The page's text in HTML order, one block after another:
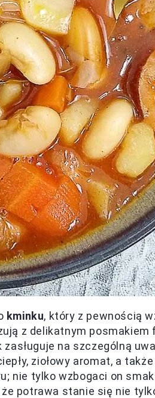
kminku, który z pewnością
z delikatnym
na szczególną
ziołowy aromat, a
nie tylko wzbogaci on
potrawa stanie się nie